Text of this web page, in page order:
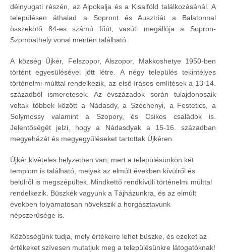
délnyugati részén, az Alpokalja és a Kisalföld találkozásánál. A
településen áthalad a Sopront és Ausztriát a Balatonnal
összekötő 84-es számú főút, vasúti megállója a Sopron-
Szombathely vonal mentén található.
A község Újkér, Felszopor, Alszopor, Makkoshetye 1950-ben
történt egyesülésével jött létre. A négy település tekintélyes
történelmi múlttal rendelkezik, az első írásos említések a 13-14.
századból ismeretesek. Az évszázadok során tulajdonosaik
voltak többek között a Nádasdy, a Széchenyi, a Festetics, a
Solymossy valamint a Szopory, és Csikos családok is.
Jelentőségét jelzi, hogy a Nádasdyak a 15-16. században
megyeházát és megyegyűléseket tartottak Újkéren.
Újkér kivételes helyzetben van, mert a településünkön két
templom is található, melyek az elmúlt években kívülről és
belülről is megszépültek. Mindkettő rendkívüli történelmi múlttal
rendelkezik. Büszkék vagyunk a Tájházunkra, és az elmúlt
években folyamatosan növekszik a horgásztavunk
népszerűsége is.
Közösségünk tudja, mely értékeire lehet büszke, és ezeket az
értékeket szívesen mutatjuk meg a településünkre látogatóknak!